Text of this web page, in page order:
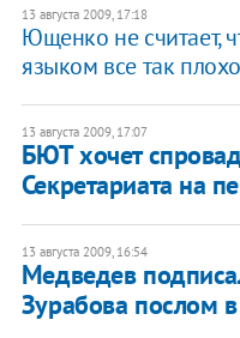
13 августа 2009, 17:18
Ющенко не считает,
языком все так
13 августа 2009, 17:07
БЮТ хочет
Секретариата на
13 августа 2009, 16:54
Медведев
Зурабова послом